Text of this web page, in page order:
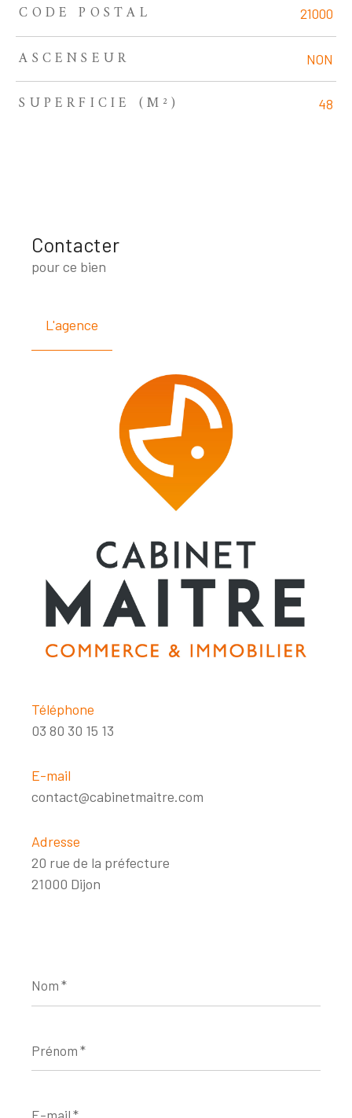
CODE POSTAL 21000
ASCENSEUR NON
SUPERFICIE (M²) 48
Contacter
pour ce bien
L'agence
Téléphone
03 80 30 15 13
E-mail
contact@cabinetmaitre.com
Adresse
20 rue de la préfecture
21000 Dijon
*
*
mail